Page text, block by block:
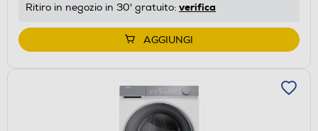
Ritiro in negozio in 30' gratuito: verifica
AGGIUNGI